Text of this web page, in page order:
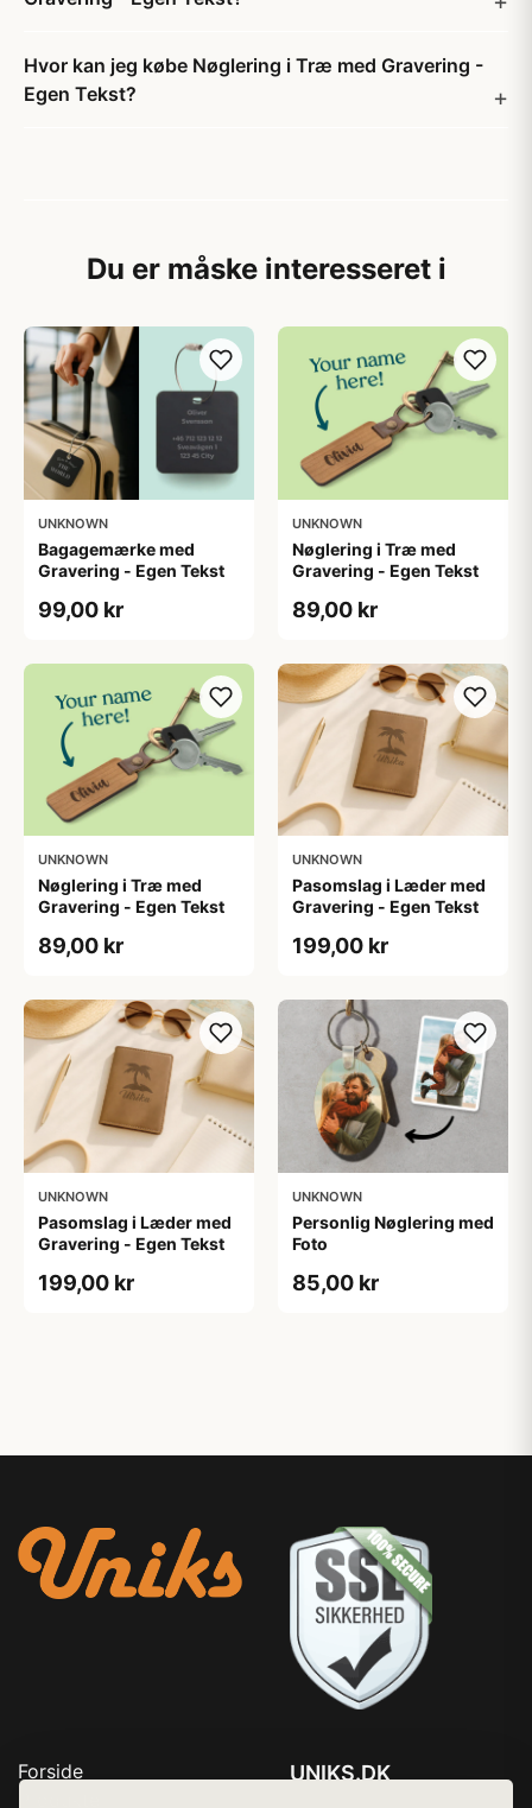
Hvor kan jeg købe Nøglering i Træ med Gravering -
Egen Tekst?
Du er måske interesseret i
UNKNOWN
Bagagemærke med
Gravering - Egen Tekst
99,00 kr
UNKNOWN
Nøglering i Træ med
Gravering - Egen Tekst
89,00 kr
UNKNOWN
Nøglering i Træ med
Gravering - Egen Tekst
89,00 kr
UNKNOWN
Pasomslag i Læder med
Gravering - Egen Tekst
199,00 kr
UNKNOWN
Pasomslag i Læder med
Gravering - Egen Tekst
199,00 kr
UNKNOWN
Personlig Nøglering med
Foto
85,00 kr
Forside
UNIKS.DK